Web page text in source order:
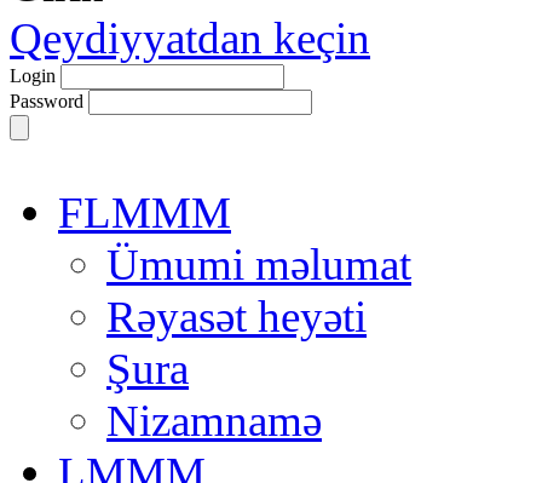
Qeydiyyatdan keçin
Login
Password
FLMMM
Ümumi məlumat
Rəyasət heyəti
Şura
Nizamnamə
LMMM